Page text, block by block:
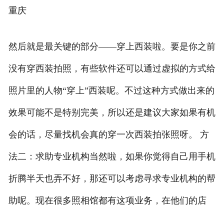
重庆
然后就是最关键的部分——穿上西装啦。要是你之前
没有穿西装拍照，有些软件还可以通过虚拟的方式给
照片里的人物“穿上”西装呢。不过这种方式做出来的
效果可能不是特别完美，所以还是建议大家如果有机
会的话，尽量找机会真的穿一次西装拍张照呀。 方
法二：求助专业机构当然啦，如果你觉得自己用手机
折腾半天也弄不好，那还可以考虑寻求专业机构的帮
助呢。现在很多照相馆都有这项业务，在他们的店